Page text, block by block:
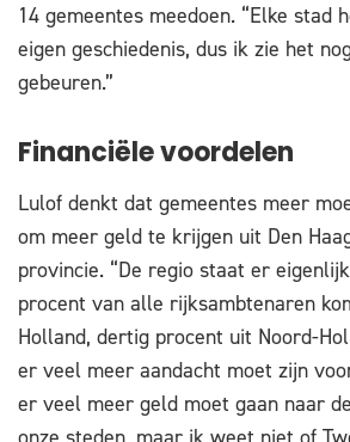
14 gemeentes meedoen. “Elke stad
eigen geschiedenis, dus ik zie het
gebeuren.”
Financiële voordelen
Lulof denkt dat gemeentes meer
om meer geld te krijgen uit Den
provincie. “De regio staat er
procent van alle rijksambtenaren
Holland, dertig procent uit Noord-
er veel meer aandacht moet zijn
er veel meer geld moet gaan naar